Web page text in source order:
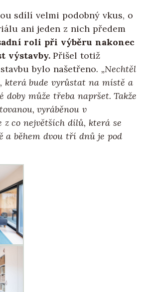
sdílí velmi podobný vkus, o
ani jeden z nich předem
roli při výběru nakonec
výstavby.Přišel totiž
bylo našetřeno. „Nechtěl
která bude vyrůstat na místě a
doby může třeba napršet. Takže
vyráběnou v
z co největších dílů, která se
a během dvou tří dnů je pod